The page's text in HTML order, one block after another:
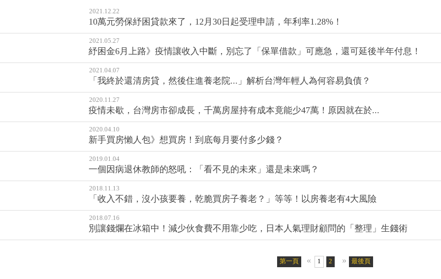
2021.12.22
10萬元勞保紓困貸款來了，12月30日起受理申請，年利率1.28%！
2021.05.27
紓困金6月上路》疫情讓收入中斷，別忘了「保單借款」可應急，還可延後半年付息！
2021.04.07
「我終於還清房貸，然後住進養老院...」解析台灣年輕人為何容易負債？
2020.11.27
疫情未歇，台灣房市卻成長，千萬房屋持有成本竟能少47萬！原因就在於...
2020.04.10
新手買房懶人包》想買房！到底每月要付多少錢？
2019.01.04
一個因病退休教師的怒吼：「看不見的未來」還是未來嗎？
2018.11.13
「收入不錯，沒小孩要養，乾脆買房子養老？」等等！以房養老有4大風險
2018.07.16
別讓錢爛在冰箱中！減少伙食費不用靠少吃，日本人氣理財顧問的「整理」生錢術
第一頁 « 1 2 » 最後頁